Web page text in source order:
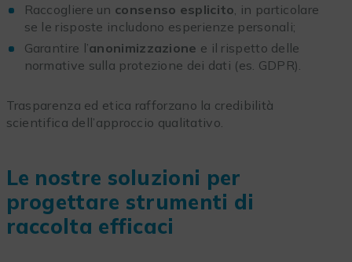
Raccogliere un consenso esplicito , in particolare
se le risposte includono esperienze personali;
Garantire l’anonimizzazione e il rispetto delle
normative sulla protezione dei dati (es. GDPR).
Trasparenza ed etica rafforzano la credibilità
scientifica dell’approccio qualitativo.
Le nostre soluzioni per
progettare strumenti di
raccolta efficaci